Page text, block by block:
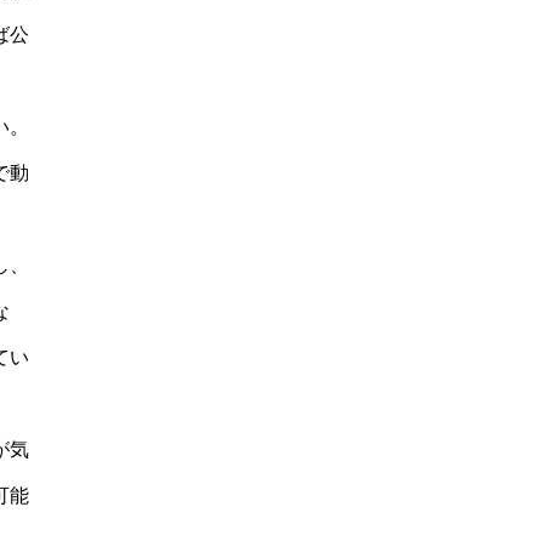
公
動
い
気
能